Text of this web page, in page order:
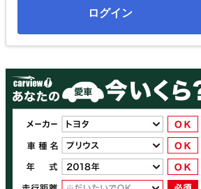
ログイン